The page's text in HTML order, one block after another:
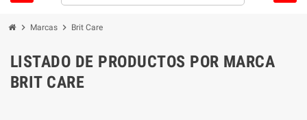
chevron_right Marcas chevron_right Brit Care
LISTADO DE PRODUCTOS POR MARCA
BRIT CARE